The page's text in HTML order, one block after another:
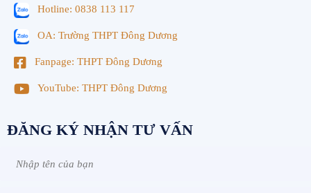
Hotline: 0838 113 117
OA: Trường THPT Đông Dương
Fanpage: THPT Đông Dương
YouTube: THPT Đông Dương
ĐĂNG KÝ NHẬN TƯ VẤN